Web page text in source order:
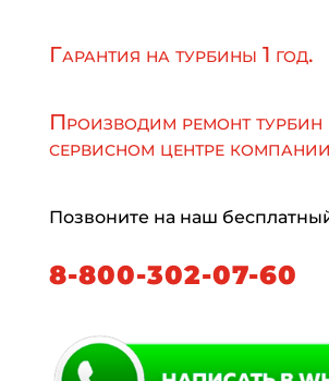
Гарантия на турбины 1 год.
Производим ремонт турбин
сервисном центре компании
Позвоните на наш
8-800-302-07-60